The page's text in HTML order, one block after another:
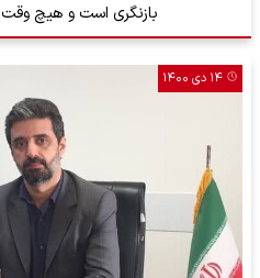
بازنگری است و هیچ
۱۴ دی ۱۴۰۰